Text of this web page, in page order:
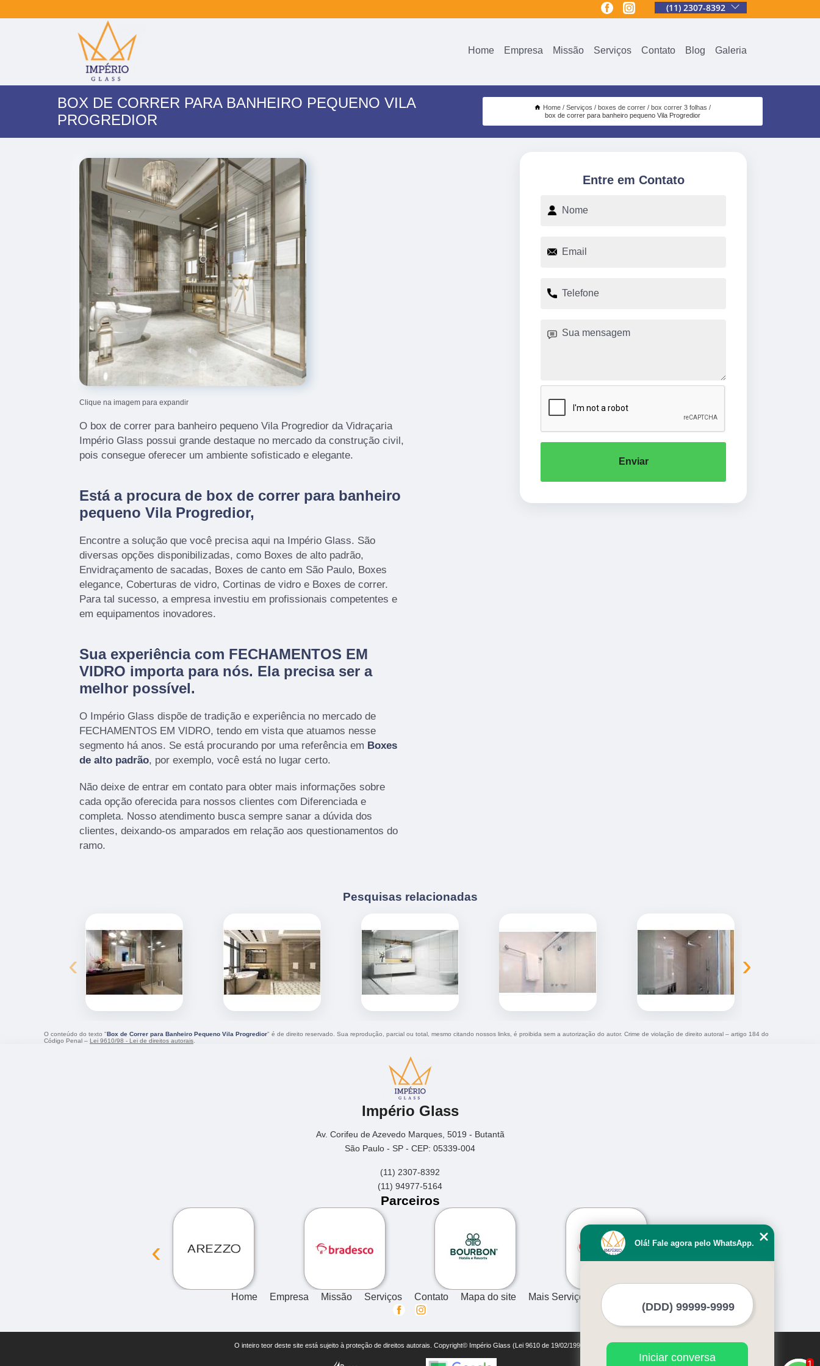
(11) 2307-8392
Home Empresa Missão Serviços Contato Blog Galeria
BOX DE CORRER PARA BANHEIRO PEQUENO VILA
PROGREDIOR
Home Serviços boxes de correr
box correr 3 folhas
box de correr para banheiro pequeno Vila Progredior
Clique na imagem para expandir
O box de correr para banheiro pequeno Vila Progredior da Vidraçaria
Império Glass possui grande destaque no mercado da construção civil,
pois consegue oferecer um ambiente sofisticado e elegante.
Está a procura de box de correr para banheiro
pequeno Vila Progredior,
Encontre a solução que você precisa aqui na Império Glass. São
diversas opções disponibilizadas, como Boxes de alto padrão,
Envidraçamento de sacadas, Boxes de canto em São Paulo, Boxes
elegance, Coberturas de vidro, Cortinas de vidro e Boxes de correr.
Para tal sucesso, a empresa investiu em profissionais competentes e
em equipamentos inovadores.
Sua experiência com FECHAMENTOS EM
VIDRO importa para nós. Ela precisa ser a
melhor possível.
O Império Glass dispõe de tradição e experiência no mercado de
FECHAMENTOS EM VIDRO, tendo em vista que atuamos nesse
segmento há anos. Se está procurando por uma referência em Boxes
de alto padrão, por exemplo, você está no lugar certo.
Não deixe de entrar em contato para obter mais informações sobre
cada opção oferecida para nossos clientes com Diferenciada e
completa. Nosso atendimento busca sempre sanar a dúvida dos
clientes, deixando-os amparados em relação aos questionamentos do
ramo.
Entre em Contato
Enviar
Pesquisas relacionadas
‹ ›
O conteúdo do texto "Box de Correr para Banheiro Pequeno Vila Progredior" é de direito reservado. Sua reprodução, parcial ou total, mesmo citando nossos links, é proibida sem a autorização do autor. Crime de violação de direito autoral – artigo 184 do
Código Penal – Lei 9610/98 - Lei de direitos autorais
Império Glass
Av. Corifeu de Azevedo Marques, 5019 - Butantã
São Paulo - SP - CEP: 05339-004
(11) 2307-8392
(11) 94977-5164
Parceiros
‹ ›
Home Empresa Missão Serviços Contato Mapa do site Mais Serviços
O inteiro teor deste site está sujeito à proteção de direitos autorais. Copyright© Império Glass (Lei 9610 de 19/02/1998)
Olá! Fale agora pelo WhatsApp.
Iniciar conversa